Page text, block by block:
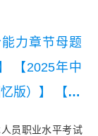
力章节母题
【2025年中
版）】
【20
员职业水平考试